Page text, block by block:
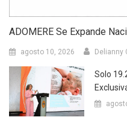
ADOMERE Se Expande
agosto 10, 2026 Delianny
Solo